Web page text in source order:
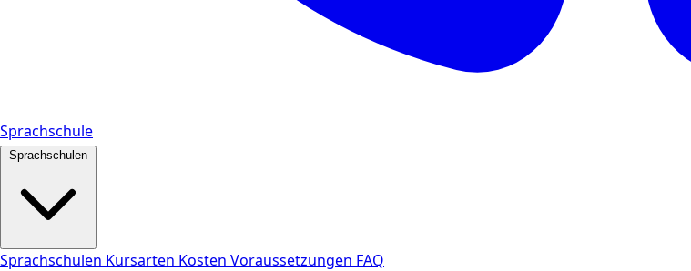
Sprachschule
Sprachschulen
Sprachschulen Kursarten Kosten Voraussetzungen FAQ